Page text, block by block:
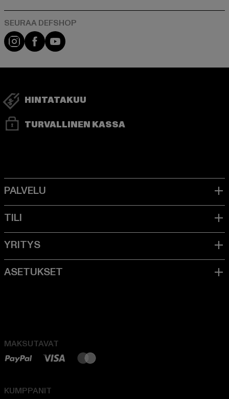
Visit our Instagram page:
Visit our Facebook page:
Visit our YouTube channel:
HINTATAKUU
TURVALLINEN KASSA
MAKSUTAVAT
KUMPPANIT